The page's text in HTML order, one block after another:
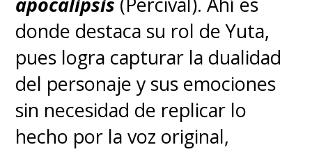
"Chikichiki Banban" por
QUEENDOM, Ya Boy Kongming!
"Mixed Nuts" por Official HIGE
DANdism, SPY x FAMILY
donde destaca su rol de Yuta,
pues logra capturar la dualidad
del personaje y sus emociones
sin necesidad de replicar lo
hecho por la voz original,